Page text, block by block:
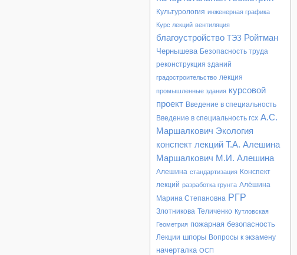
Культурология инженерная графика
Курс лекций вентиляция
благоустройство ТЭЗ Ройтман
Чернышева Безопасность труда
реконструкция зданий
градостроительство лекция
промышленные здания курсовой
проект Введение в специальность
Введение в специальность гсх А.С.
Маршалкович Экология
конспект лекций Т.А. Алешина
Маршалкович М.И. Алешина
Алешина стандартизация Конспект
лекций разработка грунта Алёшина
Марина Степановна РГР
Злотникова Теличенко Кутловская
Геометрия пожарная безопасность
Лекции шпоры Вопросы к экзамену
начерталка ОСП